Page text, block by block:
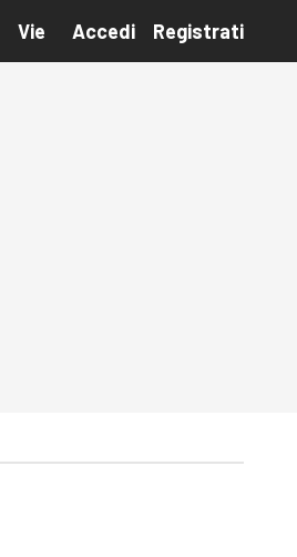
Vie Accedi Registrati